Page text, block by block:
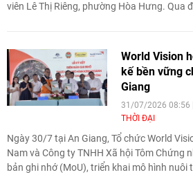
viên Lê Thị Riêng, phường Hòa Hưng. Qua
World Vision
kế bền vững
Giang
31/07/2026 08:56
THỜI ĐẠI
Ngày 30/7 tại An Giang, Tổ chức World
Nam và Công ty TNHH Xã hội Tôm Chứng
bản ghi nhớ (MoU), triển khai mô hình nuôi